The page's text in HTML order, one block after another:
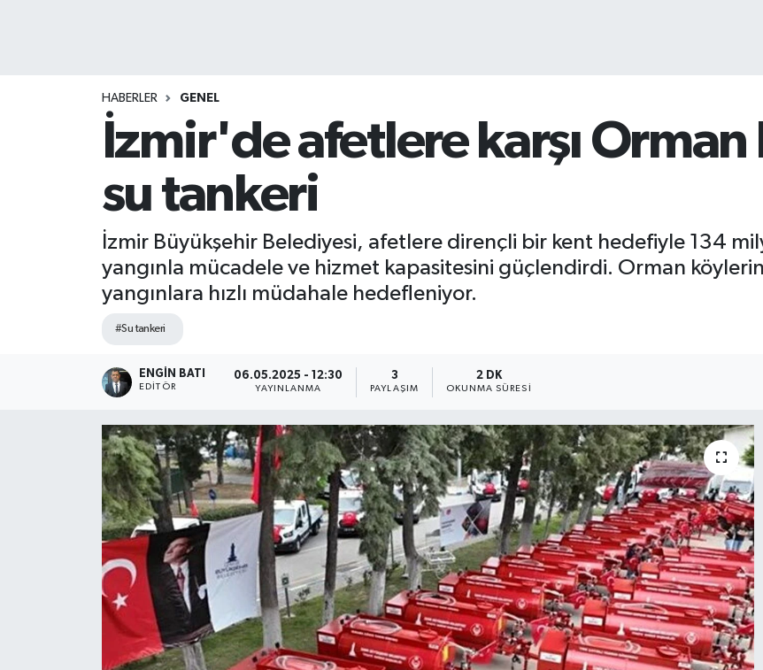
HABERLER GENEL
İzmir'de afetlere karşı
su tankeri
İzmir Büyükşehir Belediyesi, afetlere dirençli bir kent hedefiyle 134
yangınla mücadele ve hizmet kapasitesini güçlendirdi. Orman
yangınlara hızlı müdahale hedefleniyor.
#Su tankeri
ENGIN BATI
EDITÖR
06.05.2025 - 12:30
YAYINLANMA
3
PAYLAŞIM
2 DK
OKUNMA SÜRESI